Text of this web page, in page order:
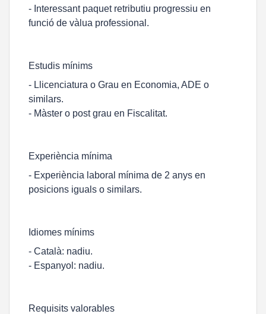
- Interessant paquet retributiu progressiu en
funció de vàlua professional.
Estudis mínims
- Llicenciatura o Grau en Economia, ADE o
similars.
- Màster o post grau en Fiscalitat.
Experiència mínima
- Experiència laboral mínima de 2 anys en
posicions iguals o similars.
Idiomes mínims
- Català: nadiu.
- Espanyol: nadiu.
Requisits valorables